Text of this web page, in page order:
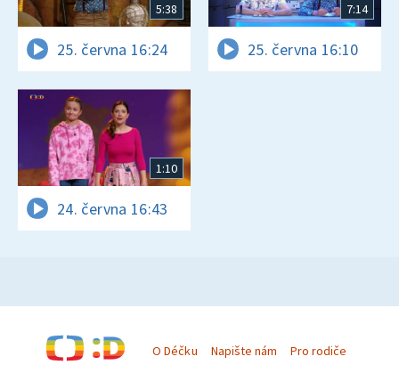
5:38
25. června 16:24
7:14
25. června 16:10
1:10
24. června 16:43
O Déčku Napište nám Pro rodiče